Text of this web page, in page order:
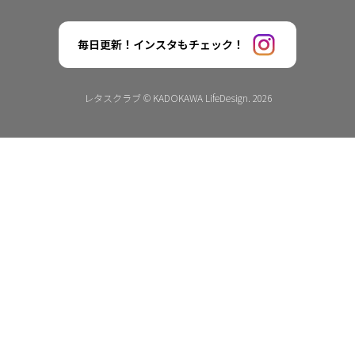
毎日更新！インスタもチェック！
レタスクラブ © KADOKAWA LifeDesign. 2026